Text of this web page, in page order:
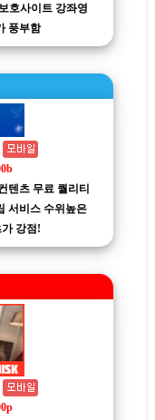
호사이트 강좌영
풍부함
텐츠 무료 퀄리티
서비스 수위높은
강점!